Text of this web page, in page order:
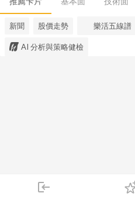
login
下單
新聞 股價走勢 樂活五線譜
AI 分析與策略健檢